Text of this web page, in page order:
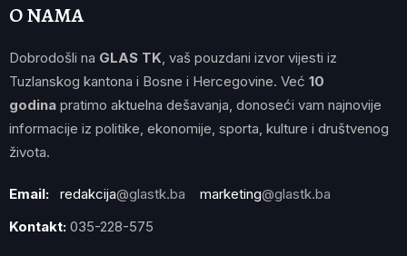
O NAMA
Dobrodošli na GLAS TK , vaš pouzdani izvor vijesti iz
Tuzlanskog kantona i Bosne i Hercegovine. Već 10
godina pratimo aktuelna dešavanja, donoseći vam najnovije
informacije iz politike, ekonomije, sporta, kulture i društvenog
života.
Email: redakcija@glastk.ba marketing@glastk.ba
Kontakt: 035-228-575